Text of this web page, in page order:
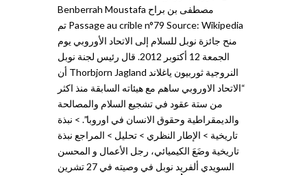
مصطفى بن براح Benberrah Moustafa
Passage au crible n°79 Source: Wikipedia تم
منح جائزة نوبل للسلام إلى الاتحاد الأوروبي يوم
الجمعة 12 أكتوبر 2012. قال رئيس لجنة نوبل
النروجية ثوربيون ياغلاند Thorbjorn Jagland أن
“الاتحاد الاوروبي ساهم مع هيئاته السابقة منذ اكثر
من ستة عقود في تشجيع السلام والمصالحة
والديمقراطية وحقوق الانسان في اوروبا”. > نبذة
تاريخية > الإطار النظري > تحليل > المراجع نبذة
تاريخية وضَعَ الكيميائي، رجل الأعمال و المحسن
السويدي ألفريد نوبل في وصيته في 27 تشرين